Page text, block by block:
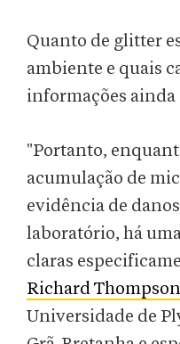
Quanto de glitter
ambiente e quais
informações ainda
"Portanto,
acumulação de
evidência de
laboratório, há
claras
Richard Thompson
Universidade de